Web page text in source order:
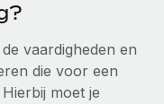
vaardigheden en
die voor een
moet je